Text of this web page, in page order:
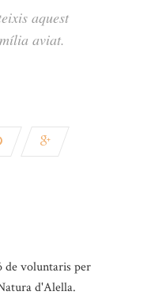
aquest
aviat.
de voluntaris per
d'Alella.